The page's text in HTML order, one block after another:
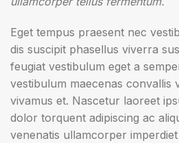
Eget tempus praesent nec
dis suscipit phasellus viverra
feugiat vestibulum eget a
vestibulum maecenas convallis
vivamus et. Nascetur laoreet
dolor torquent adipiscing ac
venenatis ullamcorper